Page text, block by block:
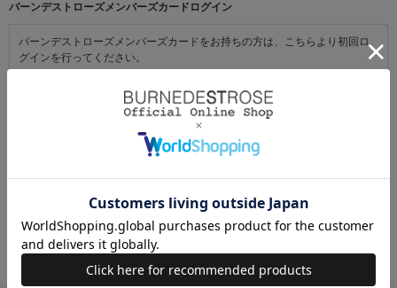
バーンデストローズメンバーズカードログイン
バーンデストローズメンバーズカードをお持ちの方は、こちらより初回ロ
グインを行ってください。
初めてご利用の方・会員以外の方
初めてご利用のお客様は、こちらから会員登録を行ってください。
うになります。